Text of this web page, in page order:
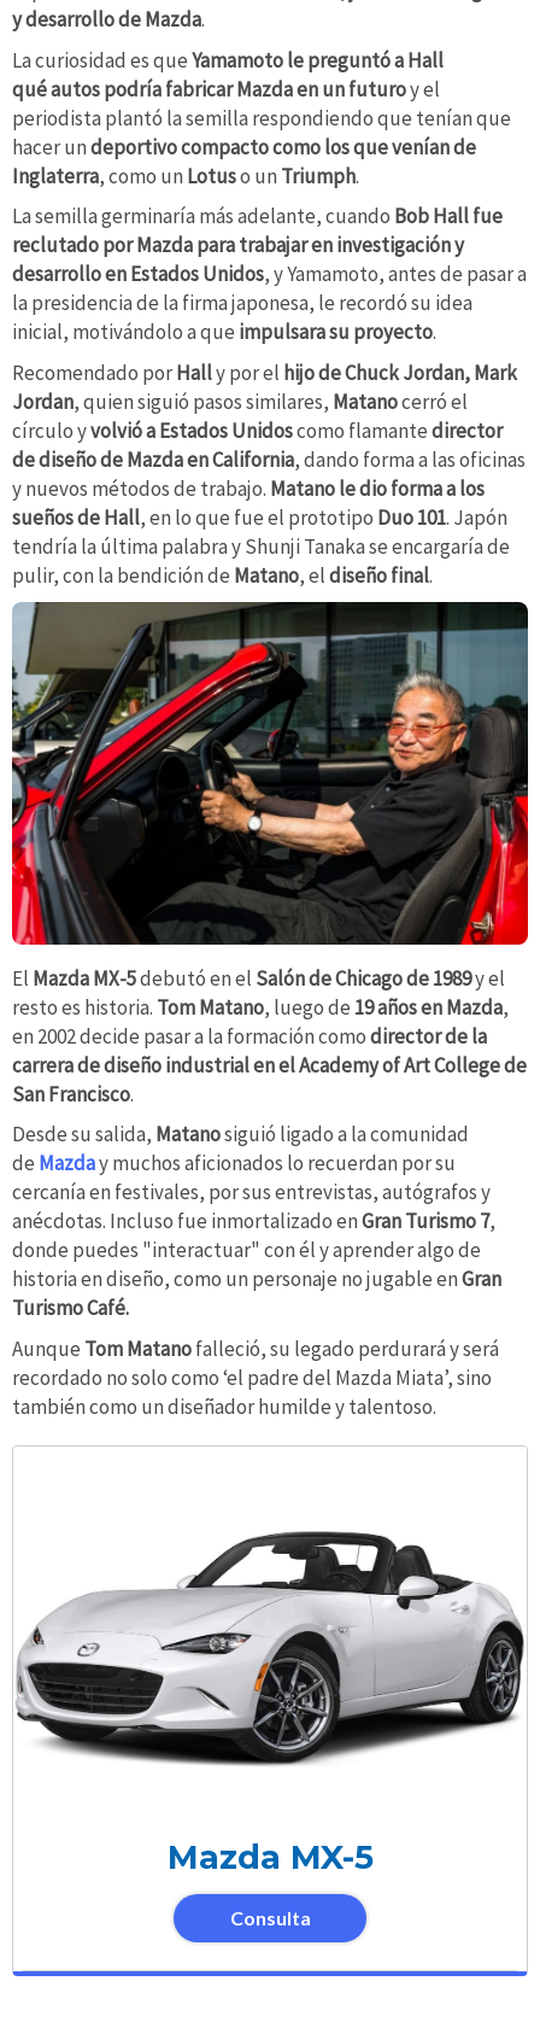
y desarrollo de Mazda.
La curiosidad es queYamamoto le preguntó a Hall
qué autos podría fabricar Mazda en un futuroy el
periodista plantó la semilla respondiendo que tenían que
hacer undeportivo compacto como los que venían de
Inglaterra, como un Lotuso un Triumph.
La semilla germinaría más adelante, cuando Bob Hall fue
reclutado por Mazda para trabajar en investigación y
desarrollo en Estados Unidos, y Yamamoto, antes de pasar a
la presidencia de la firma japonesa, le recordó su idea
inicial, motivándolo a que impulsara su proyecto.
Recomendado porHally por el hijo de Chuck Jordan, Mark
Jordan, quien siguió pasos similares, Matanocerró el
círculo yvolvió a Estados Unidoscomo flamantedirector
de diseño de Mazda en California, dando forma a las oficinas
y nuevos métodos de trabajo. Matano le dio forma a los
sueños de Hall, en lo que fue el prototipo Duo 101. Japón
tendría la última palabra y Shunji Tanaka se encargaría de
pulir, con la bendición de Matano, eldiseño final.
El Mazda MX-5debutó en el Salón de Chicago de 1989y el
resto es historia. Tom Matano, luego de 19 años en Mazda,
en 2002 decide pasar a la formación comodirector de la
carrera de diseño industrial en el Academy of Art College de
San Francisco.
Desde su salida, Matanosiguió ligado a la comunidad
de Mazday muchos aficionados lo recuerdan por su
cercanía en festivales, por sus entrevistas, autógrafos y
anécdotas. Incluso fue inmortalizado enGran Turismo 7,
donde puedes "interactuar" con él y aprender algo de
historia en diseño, como un personaje no jugable enGran
Turismo Café.
Aunque Tom Matanofalleció, su legado perdurará y será
recordado no solo como ‘el padre del Mazda Miata’, sino
también como un diseñador humilde y talentoso.
Mazda MX-5
Consulta